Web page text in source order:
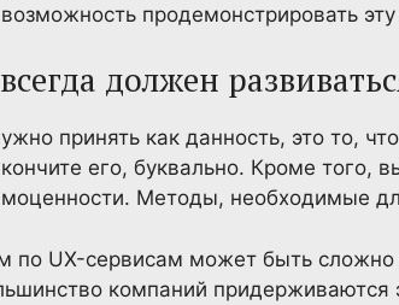
продемонстрировать
должен
принять как данность, это то,
его, буквально. Кроме того,
Методы, необходимые
по UX-сервисам может быть сложно
компаний придерживаются